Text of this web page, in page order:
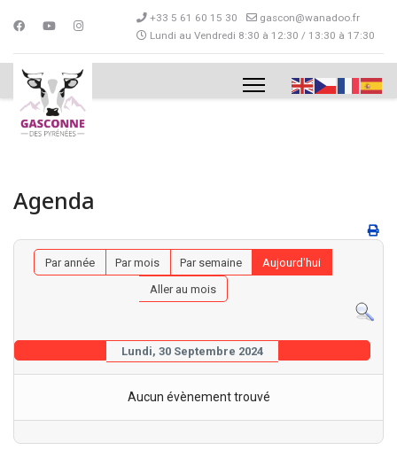
+33 5 61 60 15 30
gascon@wanadoo.fr
Lundi au Vendredi 8:30 à 12:30 / 13:30 à 17:30
Agenda
Par année Par mois Par semaine
Aujourd'hui
Aller au mois
Lundi, 30 Septembre 2024
Aucun évènement trouvé